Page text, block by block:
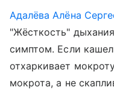
Адалёва Алёна
"Жёсткость"
симптом. Если
отхаркивает
мокрота, а не